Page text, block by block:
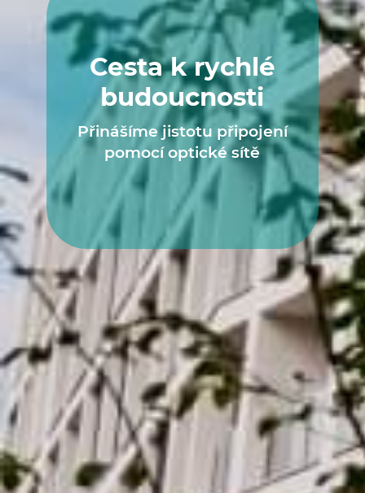
Cesta k rychlé
budoucnosti
Přinášíme jistotu připojení
pomocí optické sítě